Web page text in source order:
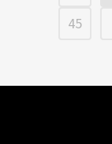
45